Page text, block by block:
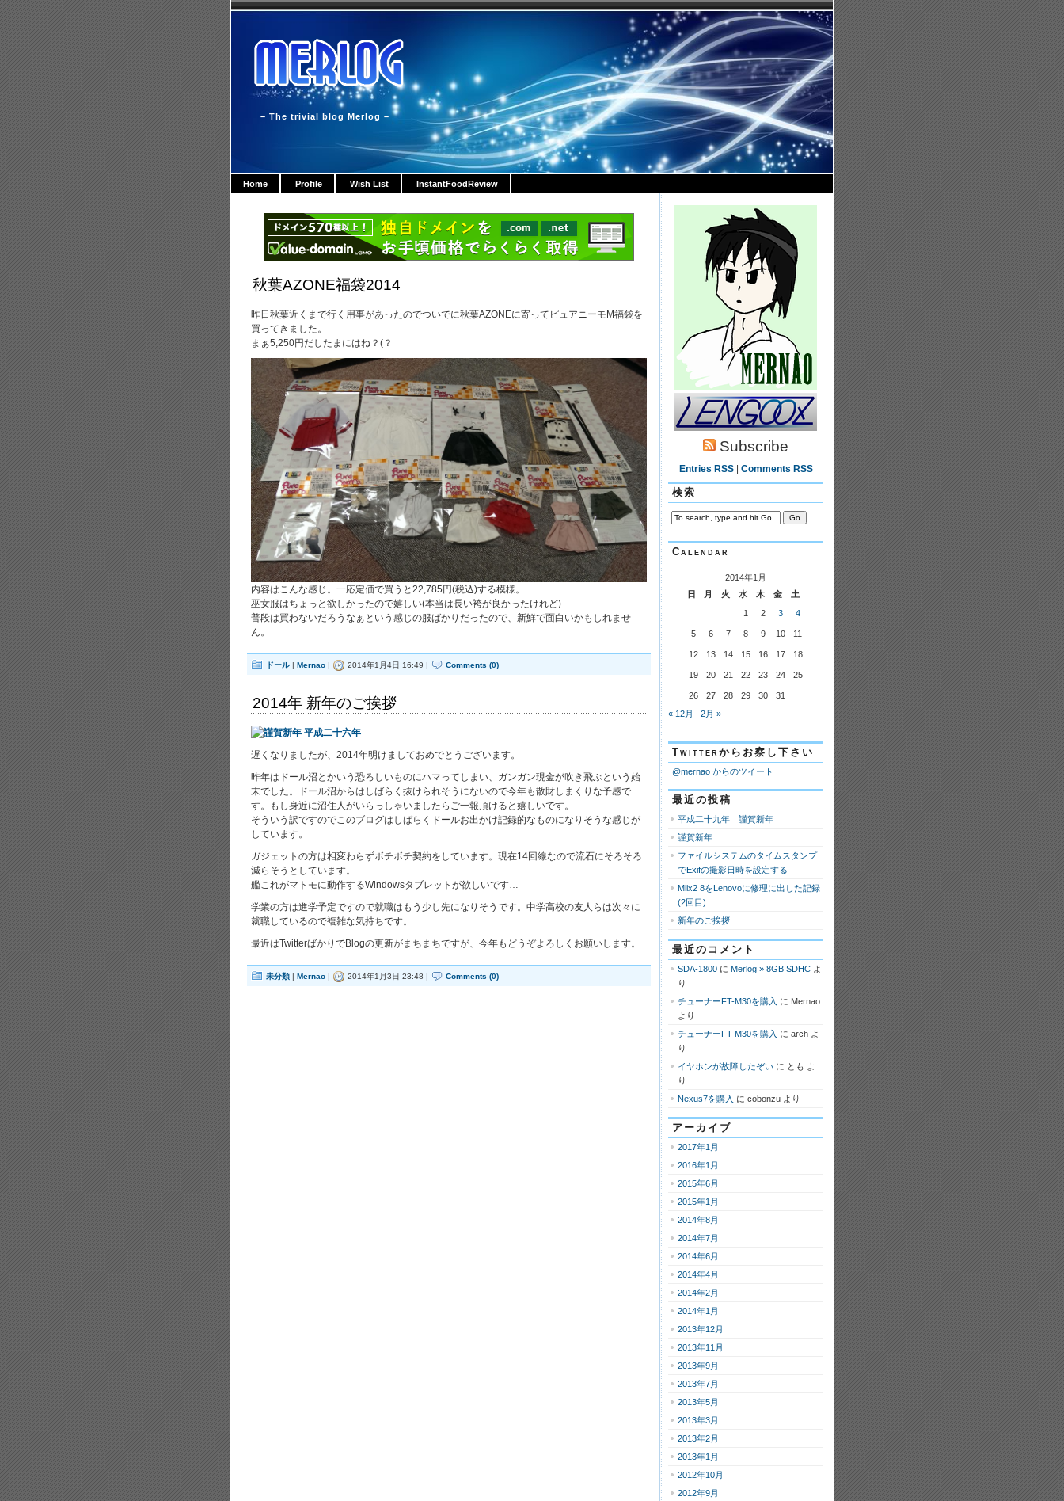
– The trivial blog Merlog –
Home Profile Wish List InstantFoodReview
秋葉AZONE福袋2014
昨日秋葉近くまで行く用事があったのでついでに秋葉AZONEに寄ってピュアニーモM福袋を
買ってきました。
まぁ5,250円だしたまにはね？(？
内容はこんな感じ。一応定価で買うと22,785円(税込)する模様。
巫女服はちょっと欲しかったので嬉しい(本当は長い袴が良かったけれど)
普段は買わないだろうなぁという感じの服ばかりだったので、新鮮で面白いかもしれませ
ん。
ドール| Mernao | 2014年1月4日 16:49 | Comments (0)
2014年 新年のご挨拶
遅くなりましたが、2014年明けましておめでとうございます。
昨年はドール沼とかいう恐ろしいものにハマってしまい、ガンガン現金が吹き飛ぶという始
末でした。ドール沼からはしばらく抜けられそうにないので今年も散財しまくりな予感で
す。もし身近に沼住人がいらっしゃいましたらご一報頂けると嬉しいです。
そういう訳ですのでこのブログはしばらくドールお出かけ記録的なものになりそうな感じが
しています。
ガジェットの方は相変わらずボチボチ契約をしています。現在14回線なので流石にそろそろ
減らそうとしています。
艦これがマトモに動作するWindowsタブレットが欲しいです…
学業の方は進学予定ですので就職はもう少し先になりそうです。中学高校の友人らは次々に
就職しているので複雑な気持ちです。
最近はTwitterばかりでBlogの更新がまちまちですが、今年もどうぞよろしくお願いします。
未分類 | Mernao | 2014年1月3日 23:48 | Comments (0)
Subscribe
Entries RSS| Comments RSS
検索
Calendar
2014年1月
日
月 火 水 木 金
土
1
2 3 4
5 6 7 8 9 10 11
12 13 14 15 16 17 18
19 20 21 22 23 24 25
26 27 28 29 30
31
« 12月
2月 »
Twitterからお察し下さい
@mernao からのツイート
最近の投稿
平成二十九年 謹賀新年
謹賀新年
ファイルシステムのタイムスタンプ
でExifの撮影日時を設定する
Miix2 8をLenovoに修理に出した記録
(2回目)
新年のご挨拶
最近のコメント
SDA-1800 に Merlog » 8GB SDHC よ
り
チューナーFT-M30を購入 に Mernao
より
チューナーFT-M30を購入 に arch よ
り
イヤホンが故障したぞい に とも よ
り
Nexus7を購入 に cobonzu より
アーカイブ
2017年1月
2016年1月
2015年6月
2015年1月
2014年8月
2014年7月
2014年6月
2014年4月
2014年2月
2014年1月
2013年12月
2013年11月
2013年9月
2013年7月
2013年5月
2013年3月
2013年2月
2013年1月
2012年10月
2012年9月